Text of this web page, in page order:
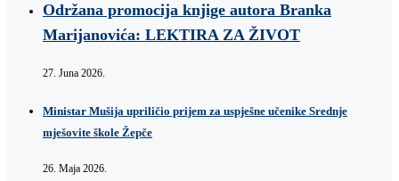
Održana promocija knjige autora Branka
Marijanovića: LEKTIRA ZA ŽIVOT
27. Juna 2026.
Ministar Mušija upriličio prijem za uspješne učenike Srednje
mješovite škole Žepče
26. Maja 2026.